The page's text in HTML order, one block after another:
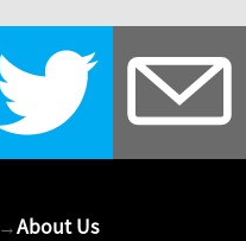
→About Us